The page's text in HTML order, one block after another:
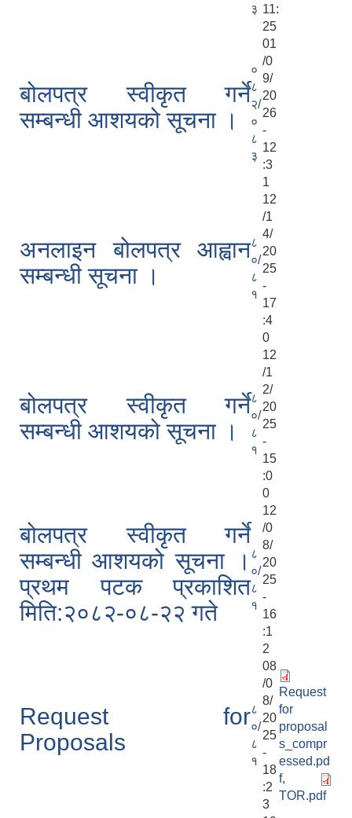
३ 11:
25
बोलपत्र स्वीकृत गर्ने
सम्बन्धी आशयको सूचना ।
०
८
२/
०
८
३
01
/0
9/
20
26
-
12
:3
1
अनलाइन बोलपत्र आह्वान
सम्बन्धी सूचना ।
८
०/
८
१
12
/1
4/
20
25
-
17
:4
0
बोलपत्र स्वीकृत गर्ने
सम्बन्धी आशयको सूचना ।
८
०/
८
१
12
/1
2/
20
25
-
15
:0
0
बोलपत्र स्वीकृत गर्ने
सम्बन्धी आशयको सूचना ।
प्रथम पटक प्रकाशित
मिति:२०८२-०८-२२ गते
८
०/
८
१
12
/0
8/
20
25
-
16
:1
2
Request for
Proposals
८
०/
८
१
08
/0
8/
20
25
-
18
:2
3
Request
for
proposal
s_compr
essed.pd
f,
TOR.pdf